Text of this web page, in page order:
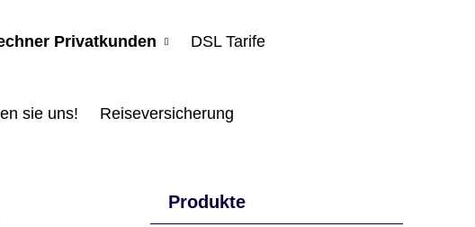
Privatkunden DSL Tarife
sie uns! Reiseversicherung
Produkte